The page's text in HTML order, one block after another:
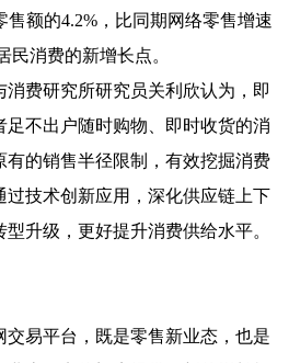
售额的4.2%，比同期网络零售增速
民消费的新增长点。
消费研究所研究员关利欣认为，即
足不出户随时购物、即时收货的消
有的销售半径限制，有效挖掘消费
过技术创新应用，深化供应链上下
升级，更好提升消费供给水平。
交易平台，既是零售新业态，也是